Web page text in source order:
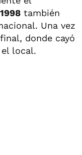
también
Una vez
donde cayó
local.